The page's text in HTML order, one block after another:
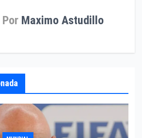
Por Maximo Astudillo